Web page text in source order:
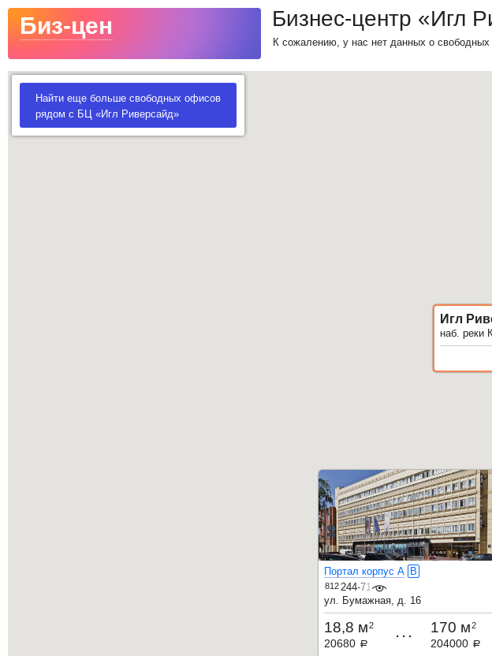
Биз-цен Бизнес-центр «Игл
К сожалению, у нас нет данных о
Игл
наб. реки
Портал корпус А B
812 244-71-32
ул. Бумажная, д. 16
18,8 м2
20680 a
... 170 м2
204000 a
Найти еще больше свободных офисов
рядом с БЦ «Игл Риверсайд»